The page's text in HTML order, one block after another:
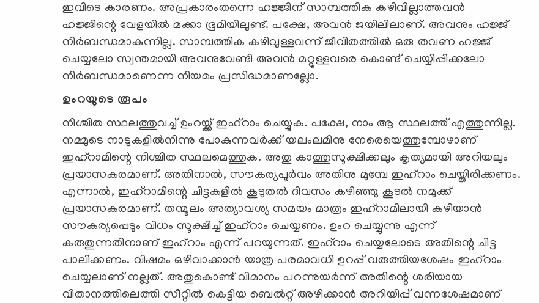
ഇവിടെ കാരണം. അപ്രകാരംതന്നെ ഹജ്ജിന് സാമ്പത്തിക കഴിവില്ലാത്തവന്‍
ഹജ്ജിന്റെ വേളയില്‍ മക്കാ ഭൂമിയിലുണ്ട്. പക്ഷേ, അവന്‍ ജയിലിലാണ്. അവനും ഹജ്ജ്
നിര്‍ബന്ധമാകുന്നില്ല. സാമ്പത്തിക കഴിവുള്ളവന്ന് ജീവിതത്തില്‍ ഒരു തവണ ഹജ്ജ്
ചെയ്യലോ സ്വന്തമായി അവനുവേണ്ടി അവന്‍ മറ്റുള്ളവരെ കൊണ്ട് ചെയ്യിപ്പിക്കലോ
നിര്‍ബന്ധമാണെന്ന നിയമം പ്രസിദ്ധമാണല്ലോ.
ഉംറയുടെ രൂപം
നിശ്ചിത സ്ഥലത്തുവച്ച് ഉംറയ്ക്ക് ഇഹ്‌റാം ചെയ്യുക. പക്ഷേ, നാം ആ സ്ഥലത്ത് എത്തുന്നില്ല.
നമ്മുടെ നാടുകളില്‍നിന്നു പോകുന്നവര്‍ക്ക് യലംലമിനു നേരെയെത്തുമ്പോഴാണ്
ഇഹ്‌റാമിന്റെ നിശ്ചിത സ്ഥലമെത്തുക. അതു കാത്തുസൂക്ഷിക്കലും കൃത്യമായി അറിയലും
പ്രയാസകരമാണ്. അതിനാല്‍, സൗകര്യപൂര്‍വം അതിനു മുമ്പേ ഇഹ്‌റാം ചെയ്തിരിക്കണം.
എന്നാല്‍, ഇഹ്‌റാമിന്റെ ചിട്ടകളില്‍ കൂടുതല്‍ ദിവസം കഴിഞ്ഞു കൂടല്‍ നമുക്ക്
പ്രയാസകരമാണ്. തന്മൂലം അത്യാവശ്യ സമയം മാത്രം ഇഹ്‌റാമിലായി കഴിയാന്‍
സൗകര്യപ്പെടും വിധം സൂക്ഷിച്ച് ഇഹ്‌റാം ചെയ്യണം. ഉംറ ചെയ്യുന്നു എന്ന്
കരുതുന്നതിനാണ് ഇഹ്‌റാം എന്ന് പറയുന്നത്. ഇഹ്‌റാം ചെയ്യലോടെ അതിന്റെ ചിട്ട
പാലിക്കണം. വിഷമം ഒഴിവാക്കാന്‍ യാത്ര പരമാവധി ഉറപ്പ് വരുത്തിയശേഷം ഇഹ്‌റാം
ചെയ്യലാണ് നല്ലത്. അതുകൊണ്ട് വിമാനം പറന്നുയര്‍ന്ന് അതിന്റെ ശരിയായ
വിതാനത്തിലെത്തി സീറ്റില്‍ കെട്ടിയ ബെല്‍റ്റ് അഴിക്കാന്‍ അറിയിപ്പ് വന്നശേഷമാണ്